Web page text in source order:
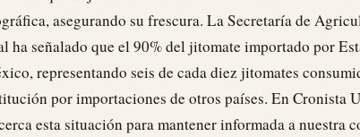
asegurando su frescura. La Secretaría de
ha señalado que el 90% del jitomate importado por
representando seis de cada diez jitomates
por importaciones de otros países. En Cronista
esta situación para mantener informada a nuestra